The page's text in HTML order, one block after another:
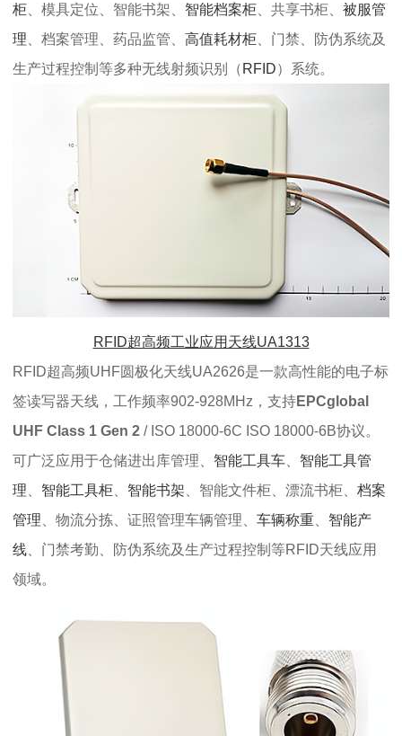
柜 、模具定位、智能书架、 智能档案柜 、共享书柜、 被服管
理 、档案管理、药品监管、 高值耗材柜 、门禁、防伪系统及
生产过程控制等多种无线射频识别（ RFID）系统。
RFID超高频工业应用天线UA1313
RFID超高频UHF圆极化天线UA2626是一款高性能的电子标
签读写器天线，工作频率902-928MHz，支持EPCglobal
UHF Class 1 Gen 2 / ISO 18000-6C ISO 18000-6B协议。
可广泛应用于仓储进出库管理、 智能工具车
智能工具管
理
智能工具柜 智能书架 、智能文件柜、漂流书柜、 档案
管理 、物流分拣、证照管理车辆管理、 车辆称重
智能产
线 、门禁考勤、防伪系统及生产过程控制等RFID天线应用
领域。